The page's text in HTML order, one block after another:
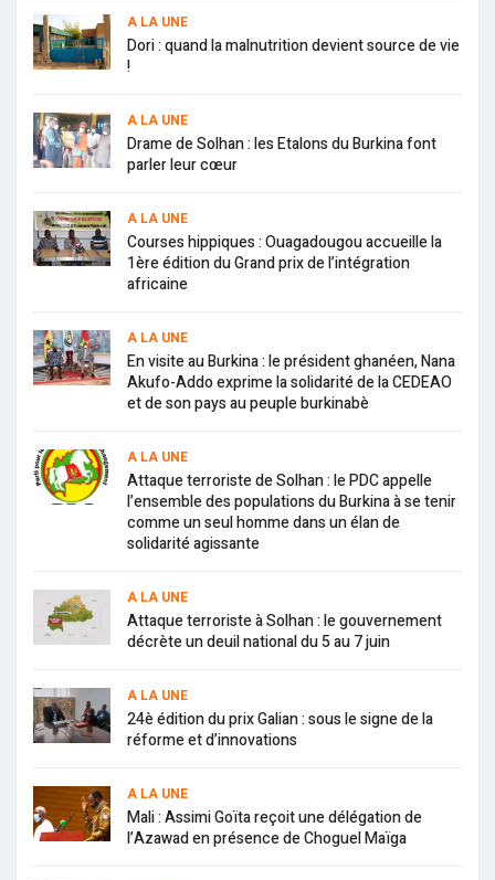
A LA UNE
Dori : quand la malnutrition devient source de vie
!
A LA UNE
Drame de Solhan : les Etalons du Burkina font
parler leur cœur
A LA UNE
Courses hippiques : Ouagadougou accueille la
1ère édition du Grand prix de l’intégration
africaine
A LA UNE
En visite au Burkina : le président ghanéen, Nana
Akufo-Addo exprime la solidarité de la CEDEAO
et de son pays au peuple burkinabè
A LA UNE
Attaque terroriste de Solhan : le PDC appelle
l’ensemble des populations du Burkina à se tenir
comme un seul homme dans un élan de
solidarité agissante
A LA UNE
Attaque terroriste à Solhan : le gouvernement
décrète un deuil national du 5 au 7 juin
A LA UNE
24è édition du prix Galian : sous le signe de la
réforme et d’innovations
A LA UNE
Mali : Assimi Goïta reçoit une délégation de
l’Azawad en présence de Choguel Maïga